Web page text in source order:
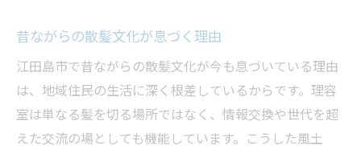
昔ながらの散髪文化が息づく理由
江田島市で昔ながらの散髪文化が今も息づいている理由
は、地域住民の生活に深く根差しているからです。理容
室は単なる髪を切る場所ではなく、情報交換や世代を超
えた交流の場としても機能しています。こうした風土